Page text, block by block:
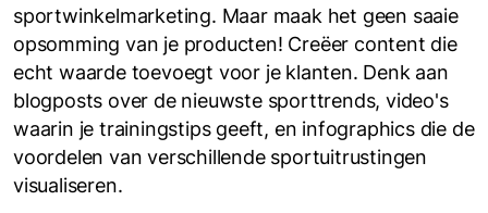
sportwinkelmarketing. Maar maak het geen saaie
opsomming van je producten! Creëer content die
echt waarde toevoegt voor je klanten. Denk aan
blogposts over de nieuwste sporttrends, video's
waarin je trainingstips geeft, en infographics die de
voordelen van verschillende sportuitrustingen
visualiseren.